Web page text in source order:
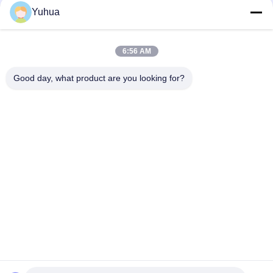
Guangdong Yuhua Spielkarten Co., Ltd. Hinzufügen: Nr. 26
Yuhua
6:56 AM
Good day, what product are you looking for?